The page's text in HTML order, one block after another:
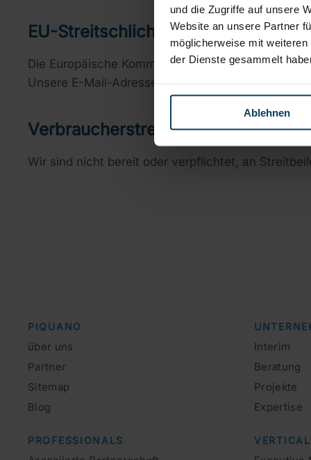
und die Zugriffe auf unsere
Website an unsere Partner
möglicherweise mit
der Dienste gesammelt
Ablehnen
EU-Streitschlichtung
Die Europäische Kommission stellt eine Plattform
Unsere E-Mail-Adresse finden Sie oben im
Verbraucher­streit­beilegung/
Wir sind nicht bereit oder verpflichtet, an
PIQUANO
über uns
Partner
Sitemap
Blog
PROFESSIONALS
Interim
Beratung
Projekte
Expertise